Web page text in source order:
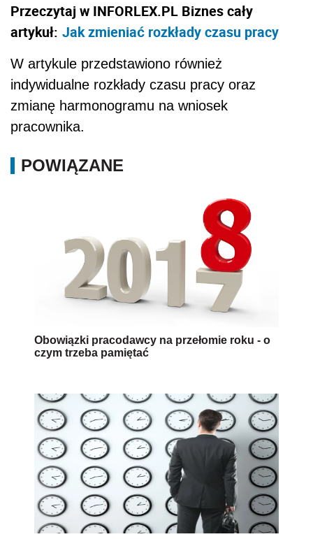
Przeczytaj w INFORLEX.PL Biznes cały
artykuł: Jak zmieniać rozkłady czasu pracy
W artykule przedstawiono również
indywidualne rozkłady czasu pracy oraz
zmianę harmonogramu na wniosek
pracownika.
POWIĄZANE
Obowiązki pracodawcy na przełomie roku - o
czym trzeba pamiętać